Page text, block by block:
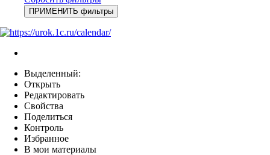
Выделенный:
Открыть
Редактировать
Свойства
Поделиться
Контроль
Избранное
В мои материалы